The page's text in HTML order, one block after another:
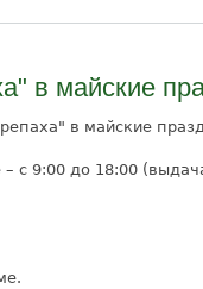
в майские
в майские
9:00 до 18:00